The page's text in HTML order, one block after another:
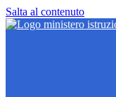
Salta al contenuto